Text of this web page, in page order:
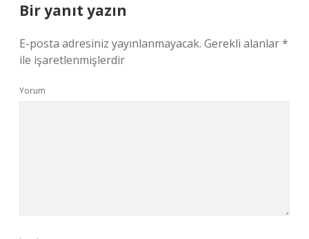
Bir yanıt yazın
E-posta adresiniz yayınlanmayacak. Gerekli alanlar*
ile işaretlenmişlerdir
Yorum